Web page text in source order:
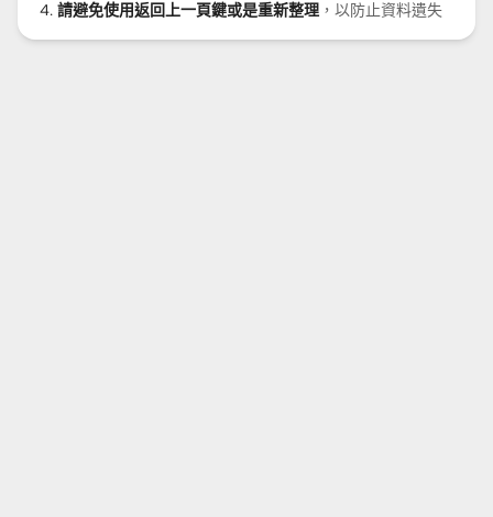
請避免使用返回上一頁鍵或是重新整理 ，以防止資料遺失